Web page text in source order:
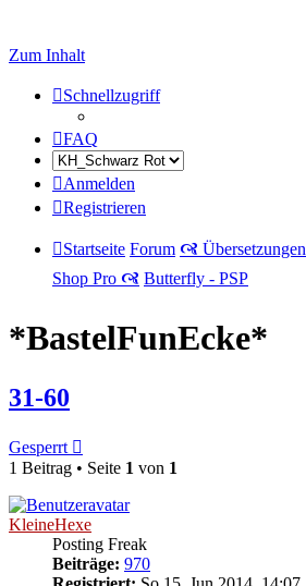
Zum Inhalt
Schnellzugriff
FAQ
Anmelden
Registrieren
Startseite Forum 🙧
Shop Pro 🙧 Butterfly - PSP
*BastelFunEcke*
31-60
Gesperrt
1 Beitrag • Seite 1 von 1
KleineHexe
Posting Freak
Beiträge: 970